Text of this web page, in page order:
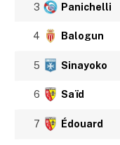
3 Panichelli
4 Balogun
5 Sinayoko
6 Saïd
7 Édouard